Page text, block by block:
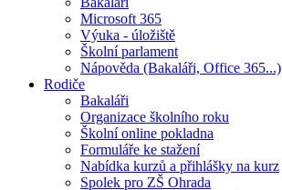
Microsoft 365
Výuka - úložiště
Školní parlament
Nápověda (Bakaláři, Office 365...)
Rodiče
Bakaláři
Organizace školního roku
Školní online pokladna
Formuláře ke stažení
Nabídka kurzů a přihlášky na kurz
Spolek pro ZŠ Ohrada